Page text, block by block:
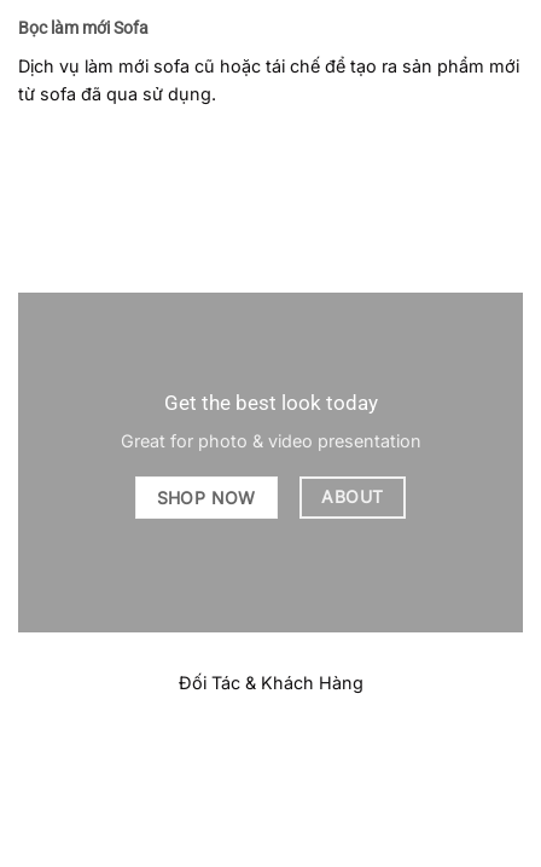
Bọc làm mới Sofa
Dịch vụ làm mới sofa cũ hoặc tái chế để tạo ra sản phẩm mới
từ sofa đã qua sử dụng.
Get the best look today
Great for photo & video presentation
SHOP NOW ABOUT
Đối Tác & Khách Hàng